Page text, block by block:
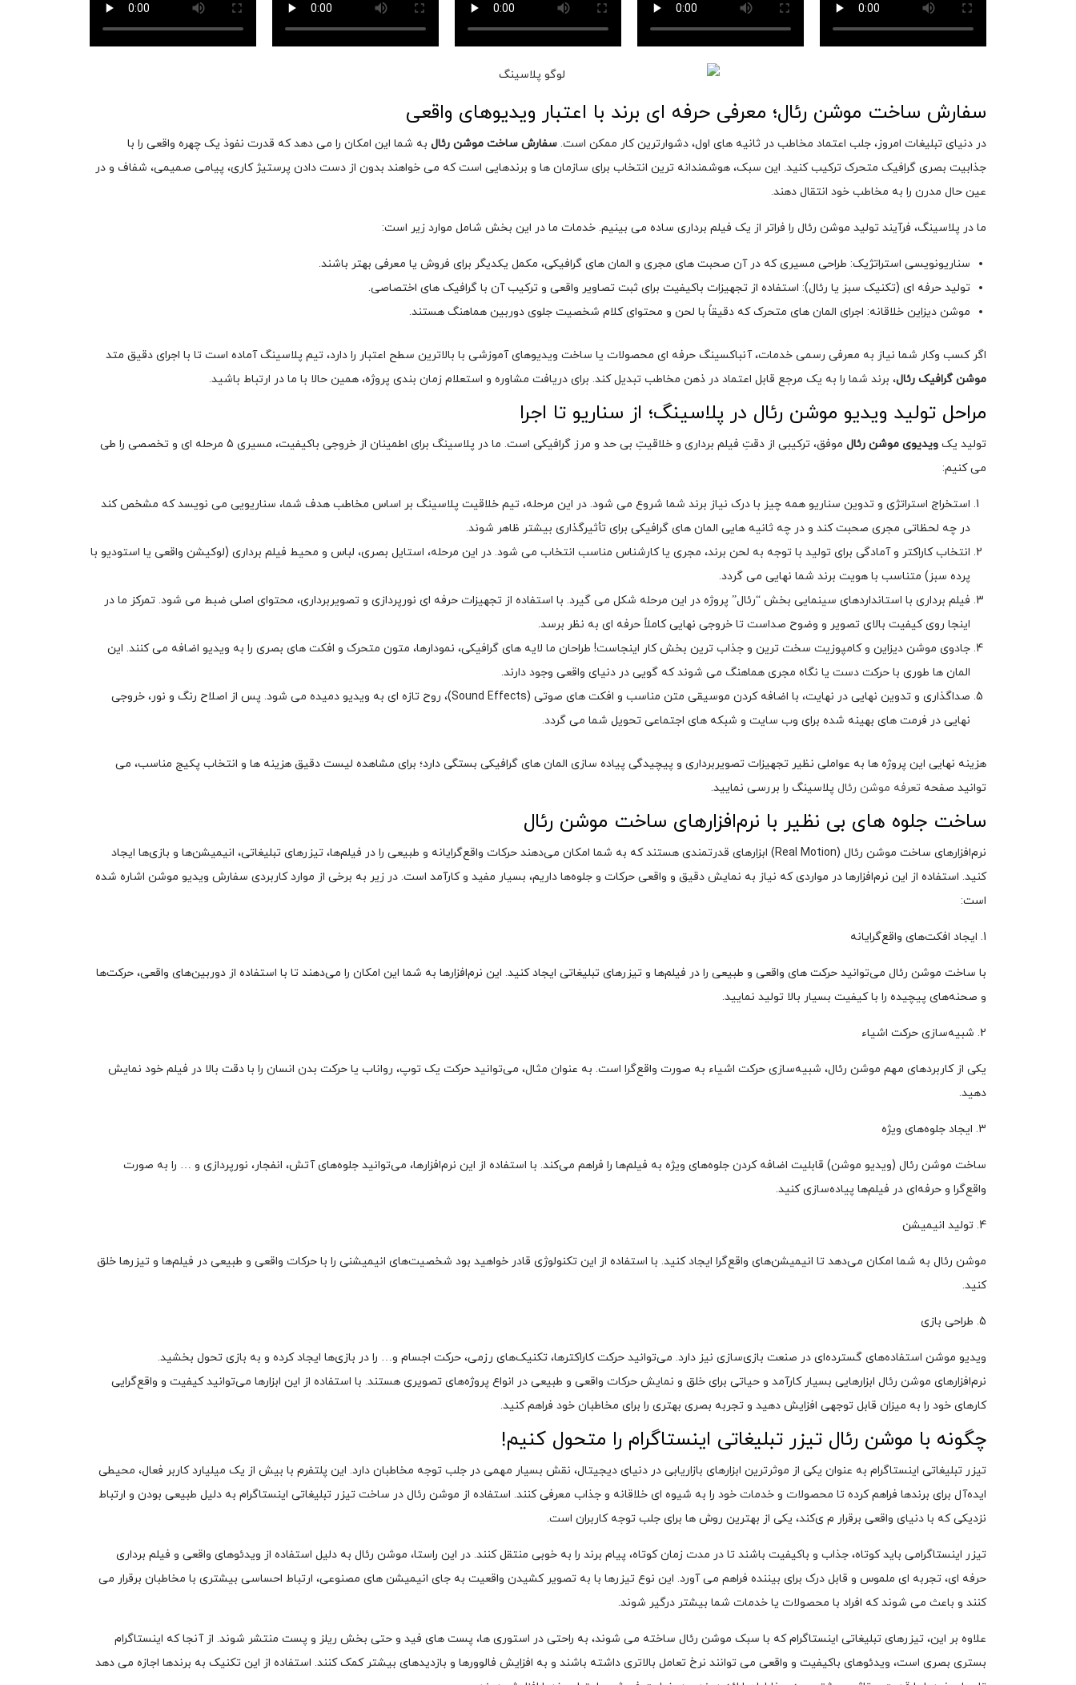
سفارش ساخت موشن رئال؛ معرفی حرفه ای برند با اعتبار ویدیوهای واقعی
در دنیای تبلیغات امروز، جلب اعتماد مخاطب در ثانیه های اول، دشوارترین کار ممکن است. سفارش ساخت موشن رئالبه شما این امکان را می دهد که قدرت نفوذ یک چهره واقعی را با
جذابیت بصری گرافیک متحرک ترکیب کنید. این سبک، هوشمندانه ترین انتخاب برای سازمان ها و برندهایی است که می خواهند بدون از دست دادن پرستیژ کاری، پیامی صمیمی، شفاف و در
عین حال مدرن را به مخاطب خود انتقال دهند.
ما در پلاسینگ، فرآیند تولید موشن رئال را فراتر از یک فیلم برداری ساده می بینیم. خدمات ما در این بخش شامل موارد زیر است:
سناریونویسی استراتژیک: طراحی مسیری که در آن صحبت های مجری و المان های گرافیکی، مکمل یکدیگر برای فروش یا معرفی بهتر باشند.
تولید حرفه ای (تکنیک سبز یا رئال): استفاده از تجهیزات باکیفیت برای ثبت تصاویر واقعی و ترکیب آن با گرافیک های اختصاصی.
موشن دیزاین خلاقانه: اجرای المان های متحرک که دقیقاً با لحن و محتوای کلام شخصیت جلوی دوربین هماهنگ هستند.
اگر کسب وکار شما نیاز به معرفی رسمی خدمات، آنباکسینگ حرفه ای محصولات یا ساخت ویدیوهای آموزشی با بالاترین سطح اعتبار را دارد، تیم پلاسینگ آماده است تا با اجرای دقیق متد
موشن گرافیک رئال، برند شما را به یک مرجع قابل اعتماد در ذهن مخاطب تبدیل کند. برای دریافت مشاوره و استعلام زمان بندی پروژه، همین حالا با ما در ارتباط باشید.
مراحل تولید ویدیو موشن رئال در پلاسینگ؛ از سناریو تا اجرا
تولید یک ویدیوی موشن رئال
موفق، ترکیبی از دقتِ فیلم برداری و خلاقیتِ بی حد و مرز گرافیکی است. ما در پلاسینگ برای اطمینان از خروجی باکیفیت، مسیری 5 مرحله ای و تخصصی را طی
می کنیم:
استخراج استراتژی و تدوین سناریو همه چیز با درک نیاز برند شما شروع می شود. در این مرحله، تیم خلاقیت پلاسینگ بر اساس مخاطب هدف شما، سناریویی می نویسد که مشخص کند
در چه لحظاتی مجری صحبت کند و در چه ثانیه هایی المان های گرافیکی برای تأثیرگذاری بیشتر ظاهر شوند.
انتخاب کاراکتر و آمادگی برای تولید با توجه به لحن برند، مجری یا کارشناس مناسب انتخاب می شود. در این مرحله، استایل بصری، لباس و محیط فیلم برداری (لوکیشن واقعی یا استودیو با
پرده سبز) متناسب با هویت برند شما نهایی می گردد.
فیلم برداری با استانداردهای سینمایی بخش “رئال” پروژه در این مرحله شکل می گیرد. با استفاده از تجهیزات حرفه ای نورپردازی و تصویربرداری، محتوای اصلی ضبط می شود. تمرکز ما در
اینجا روی کیفیت بالای تصویر و وضوح صداست تا خروجی نهایی کاملاً حرفه ای به نظر برسد.
جادوی موشن دیزاین و کامپوزیت سخت ترین و جذاب ترین بخش کار اینجاست! طراحان ما لایه های گرافیکی، نمودارها، متون متحرک و افکت های بصری را به ویدیو اضافه می کنند. این
المان ها طوری با حرکت دست یا نگاه مجری هماهنگ می شوند که گویی در دنیای واقعی وجود دارند.
صداگذاری و تدوین نهایی در نهایت، با اضافه کردن موسیقی متن مناسب و افکت های صوتی (Sound Effects)، روح تازه ای به ویدیو دمیده می شود. پس از اصلاح رنگ و نور، خروجی
نهایی در فرمت های بهینه شده برای وب سایت و شبکه های اجتماعی تحویل شما می گردد.
هزینه نهایی این پروژه ها به عواملی نظیر تجهیزات تصویربرداری و پیچیدگی پیاده سازی المان های گرافیکی بستگی دارد؛ برای مشاهده لیست دقیق هزینه ها و انتخاب پکیج مناسب، می
توانید صفحه تعرفه موشن رئالپلاسینگ را بررسی نمایید.
ساخت جلوه‌ های بی‌ نظیر با نرم‌افزارهای ساخت موشن رئال
نرم‌افزارهای ساخت موشن رئال (Real Motion) ابزارهای قدرتمندی هستند که به شما امکان می‌دهند حرکات واقع‌گرایانه و طبیعی را در فیلم‌ها، تیزرهای تبلیغاتی، انیمیشن‌ها و بازی‌ها ایجاد
کنید. استفاده از این نرم‌افزارها در مواردی که نیاز به نمایش دقیق و واقعی حرکات و جلوه‌ها داریم، بسیار مفید و کارآمد است. در زیر به برخی از موارد کاربردی سفارش ویدیو موشن اشاره شده
است:
با ساخت موشن رئال می‌توانید حرکت‌ های واقعی و طبیعی را در فیلم‌ها و تیزرهای تبلیغاتی ایجاد کنید. این نرم‌افزارها به شما این امکان را می‌دهند تا با استفاده از دوربین‌های واقعی، حرکت‌ها
و صحنه‌های پیچیده را با کیفیت بسیار بالا تولید نمایید.
2. شبیه‌سازی حرکت اشیاء
یکی از کاربردهای مهم موشن رئال، شبیه‌سازی حرکت اشیاء به صورت واقع‌گرا است. به عنوان مثال، می‌توانید حرکت یک توپ، رواناب یا حرکت بدن انسان را با دقت بالا در فیلم خود نمایش
دهید.
3. ایجاد جلوه‌های ویژه
ساخت موشن رئال (ویدیو موشن) قابلیت اضافه کردن جلوه‌های ویژه به فیلم‌ها را فراهم می‌کند. با استفاده از این نرم‌افزارها، می‌توانید جلوه‌های آتش، انفجار، نورپردازی و … را به صورت
واقع‌گرا و حرفه‌ای در فیلم‌ها پیاده‌سازی کنید.
4. تولید انیمیشن
موشن رئال به شما امکان می‌دهد تا انیمیشن‌های واقع‌گرا ایجاد کنید. با استفاده از این تکنولوژی قادر خواهید بود شخصیت‌های انیمیشنی را با حرکات واقعی و طبیعی در فیلم‌ها و تیزرها خلق
کنید.
5. طراحی بازی
ویدیو موشن استفاده‌های گسترده‌ای در صنعت بازی‌سازی نیز دارد. می‌توانید حرکت کاراکتر‌ها، تکنیک‌های رزمی، حرکت اجسام و… را در بازی‌ها ایجاد کرده و به بازی تحول بخشید.
نرم‌افزارهای موشن رئال ابزارهایی بسیار کارآمد و حیاتی برای خلق و نمایش حرکات واقعی و طبیعی در انواع پروژه‌های تصویری هستند. با استفاده از این ابزارها می‌توانید کیفیت و واقع‌گرایی
کارهای خود را به میزان قابل توجهی افزایش دهید و تجربه بصری بهتری را برای مخاطبان خود فراهم کنید.
چگونه با موشن رئال تیزر تبلیغاتی اینستاگرام را متحول کنیم!
تیزر تبلیغاتی اینستاگرام به عنوان یکی از موثرترین ابزارهای بازاریابی در دنیای دیجیتال، نقش بسیار مهمی در جلب توجه مخاطبان دارد. این پلتفرم با بیش از یک میلیارد کاربر فعال، محیطی
ایده‌آل برای برندها فراهم کرده تا محصولات و خدمات خود را به شیوه‌ ای خلاقانه و جذاب معرفی کنند. استفاده از موشن رئال در ساخت تیزر تبلیغاتی اینستاگرام به دلیل طبیعی بودن و ارتباط
نزدیکی که با دنیای واقعی برقرار م ی‌کند، یکی از بهترین روش‌ ها برای جلب توجه کاربران است.
تیزر اینستاگرامی باید کوتاه، جذاب و باکیفیت باشند تا در مدت زمان کوتاه، پیام برند را به خوبی منتقل کنند. در این راستا، موشن رئال به دلیل استفاده از ویدئوهای واقعی و فیلم‌ برداری
حرفه‌ ای، تجربه‌ ای ملموس و قابل‌ درک برای بیننده فراهم می‌ آورد. این نوع تیزرها با به تصویر کشیدن واقعیت به جای انیمیشن‌ های مصنوعی، ارتباط احساسی بیشتری با مخاطبان برقرار می‌
کنند و باعث می‌ شوند که افراد با محصولات یا خدمات شما بیشتر درگیر شوند.
علاوه بر این، تیزرهای تبلیغاتی اینستاگرام که با سبک موشن رئال ساخته می‌ شوند، به راحتی در استوری‌ ها، پست‌ های فید و حتی بخش ریلز و پست منتشر شوند. از آنجا که اینستاگرام
بستری بصری است، ویدئوهای باکیفیت و واقعی می‌ توانند نرخ تعامل بالاتری داشته باشند و به افزایش فالوورها و بازدیدهای بیشتر کمک کنند. استفاده از این تکنیک به برندها اجازه می‌ دهد